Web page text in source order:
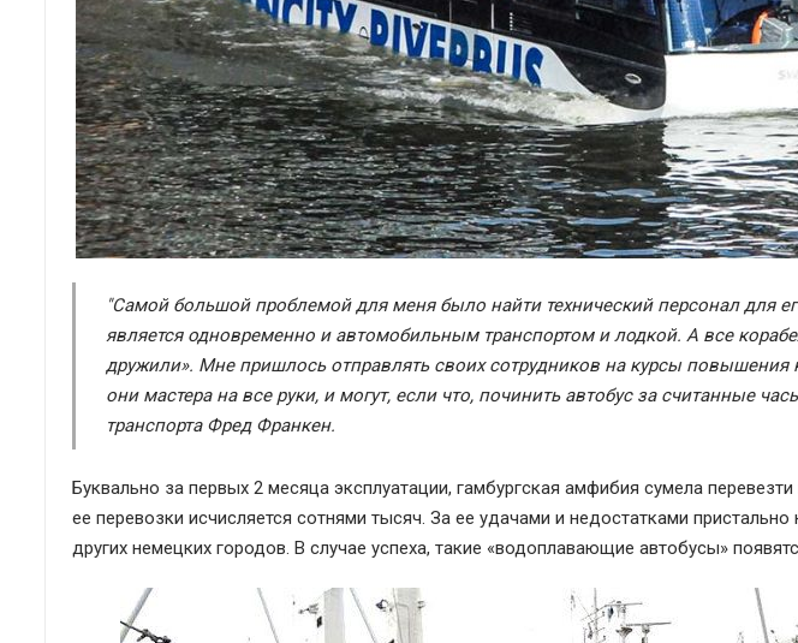
"Самой большой проблемой для меня было найти технический персонал для
является одновременно и автомобильным транспортом и лодкой. А все
дружили». Мне пришлось отправлять своих сотрудников на курсы
они мастера на все руки, и могут, если что, починить автобус за считанные
транспорта Фред Франкен.
Буквально за первых 2 месяца эксплуатации, гамбургская амфибия сумела
ее перевозки исчисляется сотнями тысяч. За ее удачами и недостатками
других немецких городов. В случае успеха, такие «водоплавающие автобусы»